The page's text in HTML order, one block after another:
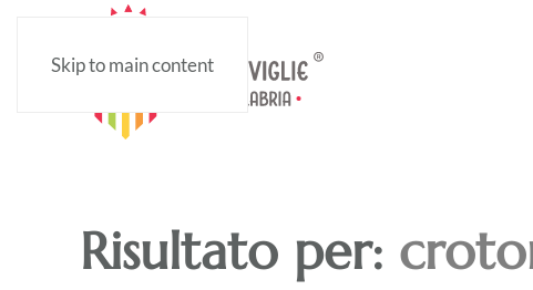
Skip to main content
Risultato per: